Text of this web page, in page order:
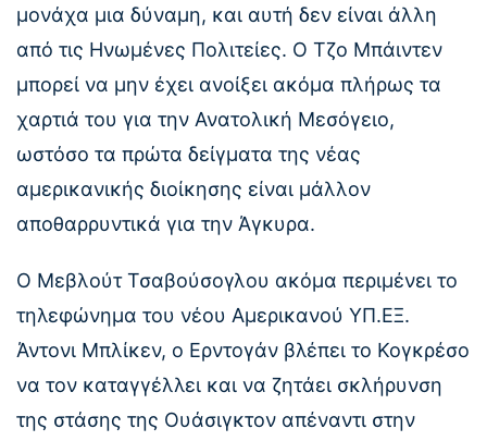
μονάχα μια δύναμη, και αυτή δεν είναι άλλη
από τις Ηνωμένες Πολιτείες. Ο Τζο Μπάιντεν
μπορεί να μην έχει ανοίξει ακόμα πλήρως τα
χαρτιά του για την Ανατολική Μεσόγειο,
ωστόσο τα πρώτα δείγματα της νέας
αμερικανικής διοίκησης είναι μάλλον
αποθαρρυντικά για την Άγκυρα.
Ο Μεβλούτ Τσαβούσογλου ακόμα περιμένει το
τηλεφώνημα του νέου Αμερικανού ΥΠ.ΕΞ.
Άντονι Μπλίκεν, ο Ερντογάν βλέπει το Κογκρέσο
να τον καταγγέλλει και να ζητάει σκλήρυνση
της στάσης της Ουάσιγκτον απέναντι στην